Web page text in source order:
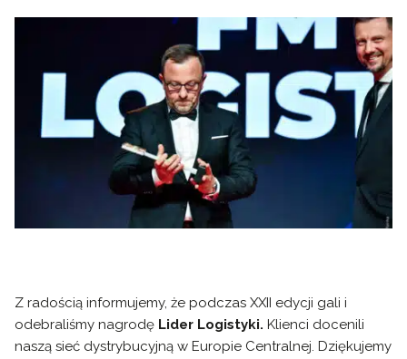
Z radością informujemy, że podczas XXII edycji gali i
odebraliśmy nagrodę Lider Logistyki. Klienci docenili
naszą sieć dystrybucyjną w Europie Centralnej. Dziękujemy